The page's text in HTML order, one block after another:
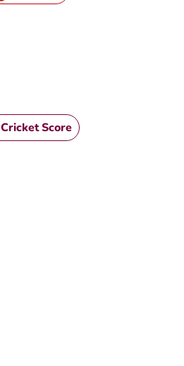
Cricket Score